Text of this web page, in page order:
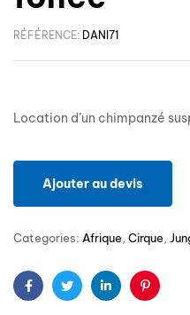
RÉFÉRENCE: DANI71
Location d’un chimpanzé
Ajouter au devis
Categories: Afrique Cirque
FacebookTwitterLinkedinPinterest